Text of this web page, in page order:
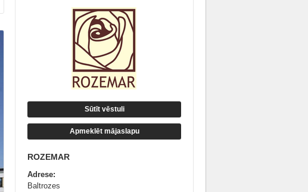
Sūtīt vēstuli
Apmeklēt mājaslapu
ROZEMAR
Adrese:
Baltrozes